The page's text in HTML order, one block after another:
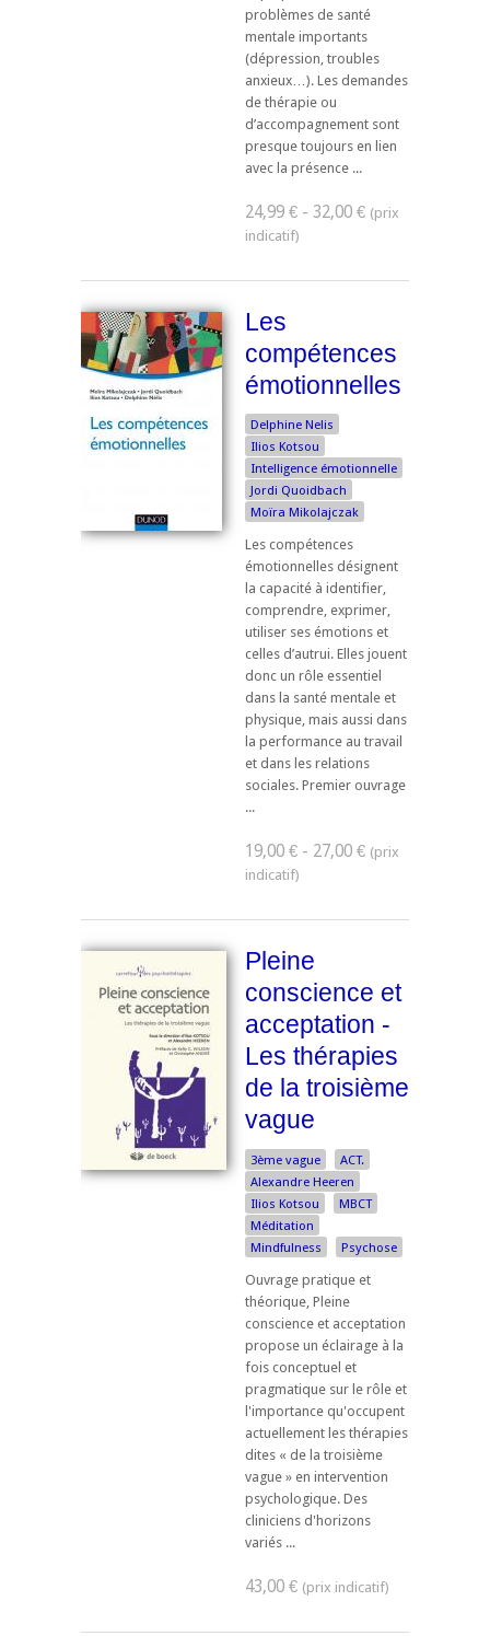
problèmes de santé
mentale importants
(dépression, troubles
anxieux…). Les demandes
de thérapie ou
d’accompagnement sont
presque toujours en lien
avec la présence ...
24,99 € - 32,00 €
Les
compétences
émotionnelles
Delphine Nelis
Ilios Kotsou
Intelligence émotionnelle
Jordi Quoidbach
Moïra Mikolajczak
Les compétences
émotionnelles désignent
la capacité à identifier,
comprendre, exprimer,
utiliser ses émotions et
celles d’autrui. Elles jouent
donc un rôle essentiel
dans la santé mentale et
physique, mais aussi dans
la performance au travail
et dans les relations
sociales. Premier ouvrage
...
19,00 € - 27,00 €
Pleine
conscience et
acceptation -
Les thérapies
de la troisième
vague
3ème vague
ACT.
Alexandre Heeren
Ilios Kotsou
MBCT
Méditation
Mindfulness
Psychose
Ouvrage pratique et
théorique, Pleine
conscience et acceptation
propose un éclairage à la
fois conceptuel et
pragmatique sur le rôle et
l'importance qu'occupent
actuellement les thérapies
dites « de la troisième
vague » en intervention
psychologique. Des
cliniciens d'horizons
variés ...
43,00 €